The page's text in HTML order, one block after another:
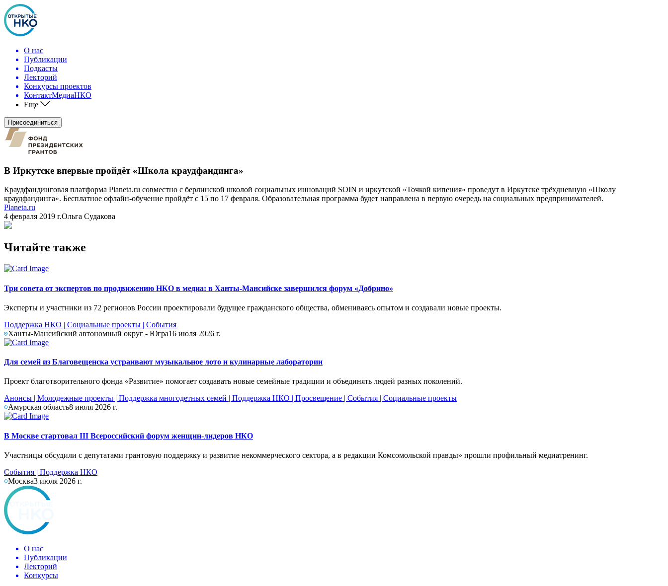
О нас
Публикации
Подкасты
Лекторий
Конкурсы проектов
КонтактМедиаНКО
Еще
Присоединиться
В Иркутске впервые пройдёт «Школа краудфандинга»
Краудфандинговая платформа Planeta.ru совместно с берлинской школой социальных инноваций SOIN и иркутской «Точкой кипения» проведут в Иркутске трёхдневную «Школу
краудфандинга». Бесплатное офлайн-обучение пройдёт с 15 по 17 февраля. Образовательная программа будет направлена в первую очередь на социальных предпринимателей.
Planeta.ru
4 февраля 2019 г.Ольга Судакова
Читайте также
Три совета от экспертов по продвижению НКО в медиа: в Ханты-Мансийске завершился форум «Добрино»
Эксперты и участники из 72 регионов России проектировали будущее гражданского общества, обмениваясь опытом и создавали новые проекты.
Поддержка НКО | Социальные проекты | События
Ханты-Мансийский автономный округ - Югра16 июля 2026 г.
Для семей из Благовещенска устраивают музыкальное лото и кулинарные лаборатории
Проект благотворительного фонда «Развитие» помогает создавать новые семейные традиции и объединять людей разных поколений.
Анонсы | Молодежные проекты | Поддержка многодетных семей | Поддержка НКО | Просвещение | События | Социальные проекты
Амурская область8 июля 2026 г.
В Москве стартовал III Всероссийский форум женщин-лидеров НКО
Участницы обсудили с депутатами грантовую поддержку и развитие некоммерческого сектора, а в редакции Комсомольской правды» прошли профильный медиатренинг.
События | Поддержка НКО
Москва3 июля 2026 г.
О нас
Публикации
Лекторий
Конкурсы